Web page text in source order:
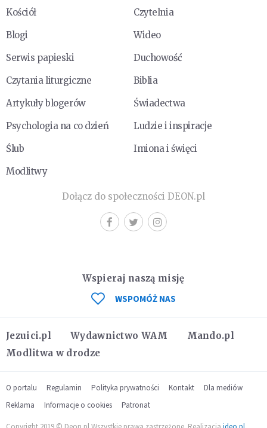
Kościół
Czytelnia
Blogi
Wideo
Serwis papieski
Duchowość
Czytania liturgiczne
Biblia
Artykuły blogerów
Świadectwa
Psychologia na co dzień
Ludzie i inspiracje
Ślub
Imiona i święci
Modlitwy
Dołącz do społeczności DEON.pl
Jezuici.pl Wydawnictwo WAM
Mando.pl
Modlitwa w drodze
Wspieraj naszą misję
WSPOMÓŻ NAS
O portalu Regulamin Polityka prywatności Kontakt
Dla mediów
Reklama
Informacje o cookies Patronat